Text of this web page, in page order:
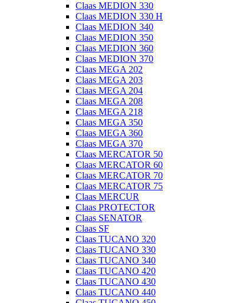
Claas MEDION 330
Claas MEDION 330 H
Claas MEDION 340
Claas MEDION 350
Claas MEDION 360
Claas MEDION 370
Claas MEGA 202
Claas MEGA 203
Claas MEGA 204
Claas MEGA 208
Claas MEGA 218
Claas MEGA 350
Claas MEGA 360
Claas MEGA 370
Claas MERCATOR 50
Claas MERCATOR 60
Claas MERCATOR 70
Claas MERCATOR 75
Claas MERCUR
Claas PROTECTOR
Claas SENATOR
Claas SF
Claas TUCANO 320
Claas TUCANO 330
Claas TUCANO 340
Claas TUCANO 420
Claas TUCANO 430
Claas TUCANO 440